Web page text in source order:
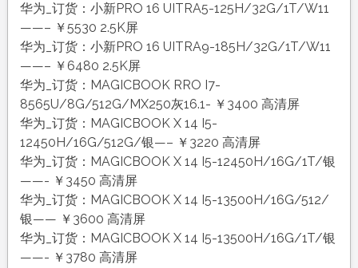
华为_订货：小新PRO 16 UITRA5-125H/32G/1T/W11
——– ￥5530 2.5K屏
华为_订货：小新PRO 16 UITRA9-185H/32G/1T/W11
——– ￥6480 2.5K屏
华为_订货：MAGICBOOK RRO I7-
8565U/8G/512G/MX250灰16.1- ￥3400 高清屏
华为_订货：MAGICBOOK X 14 I5-
12450H/16G/512G/银—– ￥3220 高清屏
华为_订货：MAGICBOOK X 14 I5-12450H/16G/1T/银
——- ￥3450 高清屏
华为_订货：MAGICBOOK X 14 I5-13500H/16G/512/
银—— ￥3600 高清屏
华为_订货：MAGICBOOK X 14 I5-13500H/16G/1T/银
——- ￥3780 高清屏